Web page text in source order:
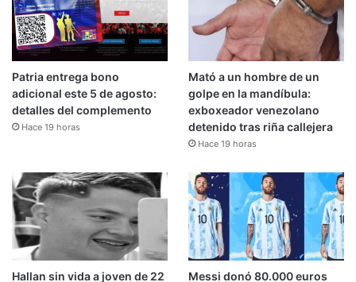
Patria entrega bono
adicional este 5 de agosto:
detalles del complemento
Hace 19 horas
Mató a un hombre de un
golpe en la mandíbula:
exboxeador venezolano
detenido tras riña callejera
Hace 19 horas
Hallan sin vida a joven de 22
Messi donó 80.000 euros